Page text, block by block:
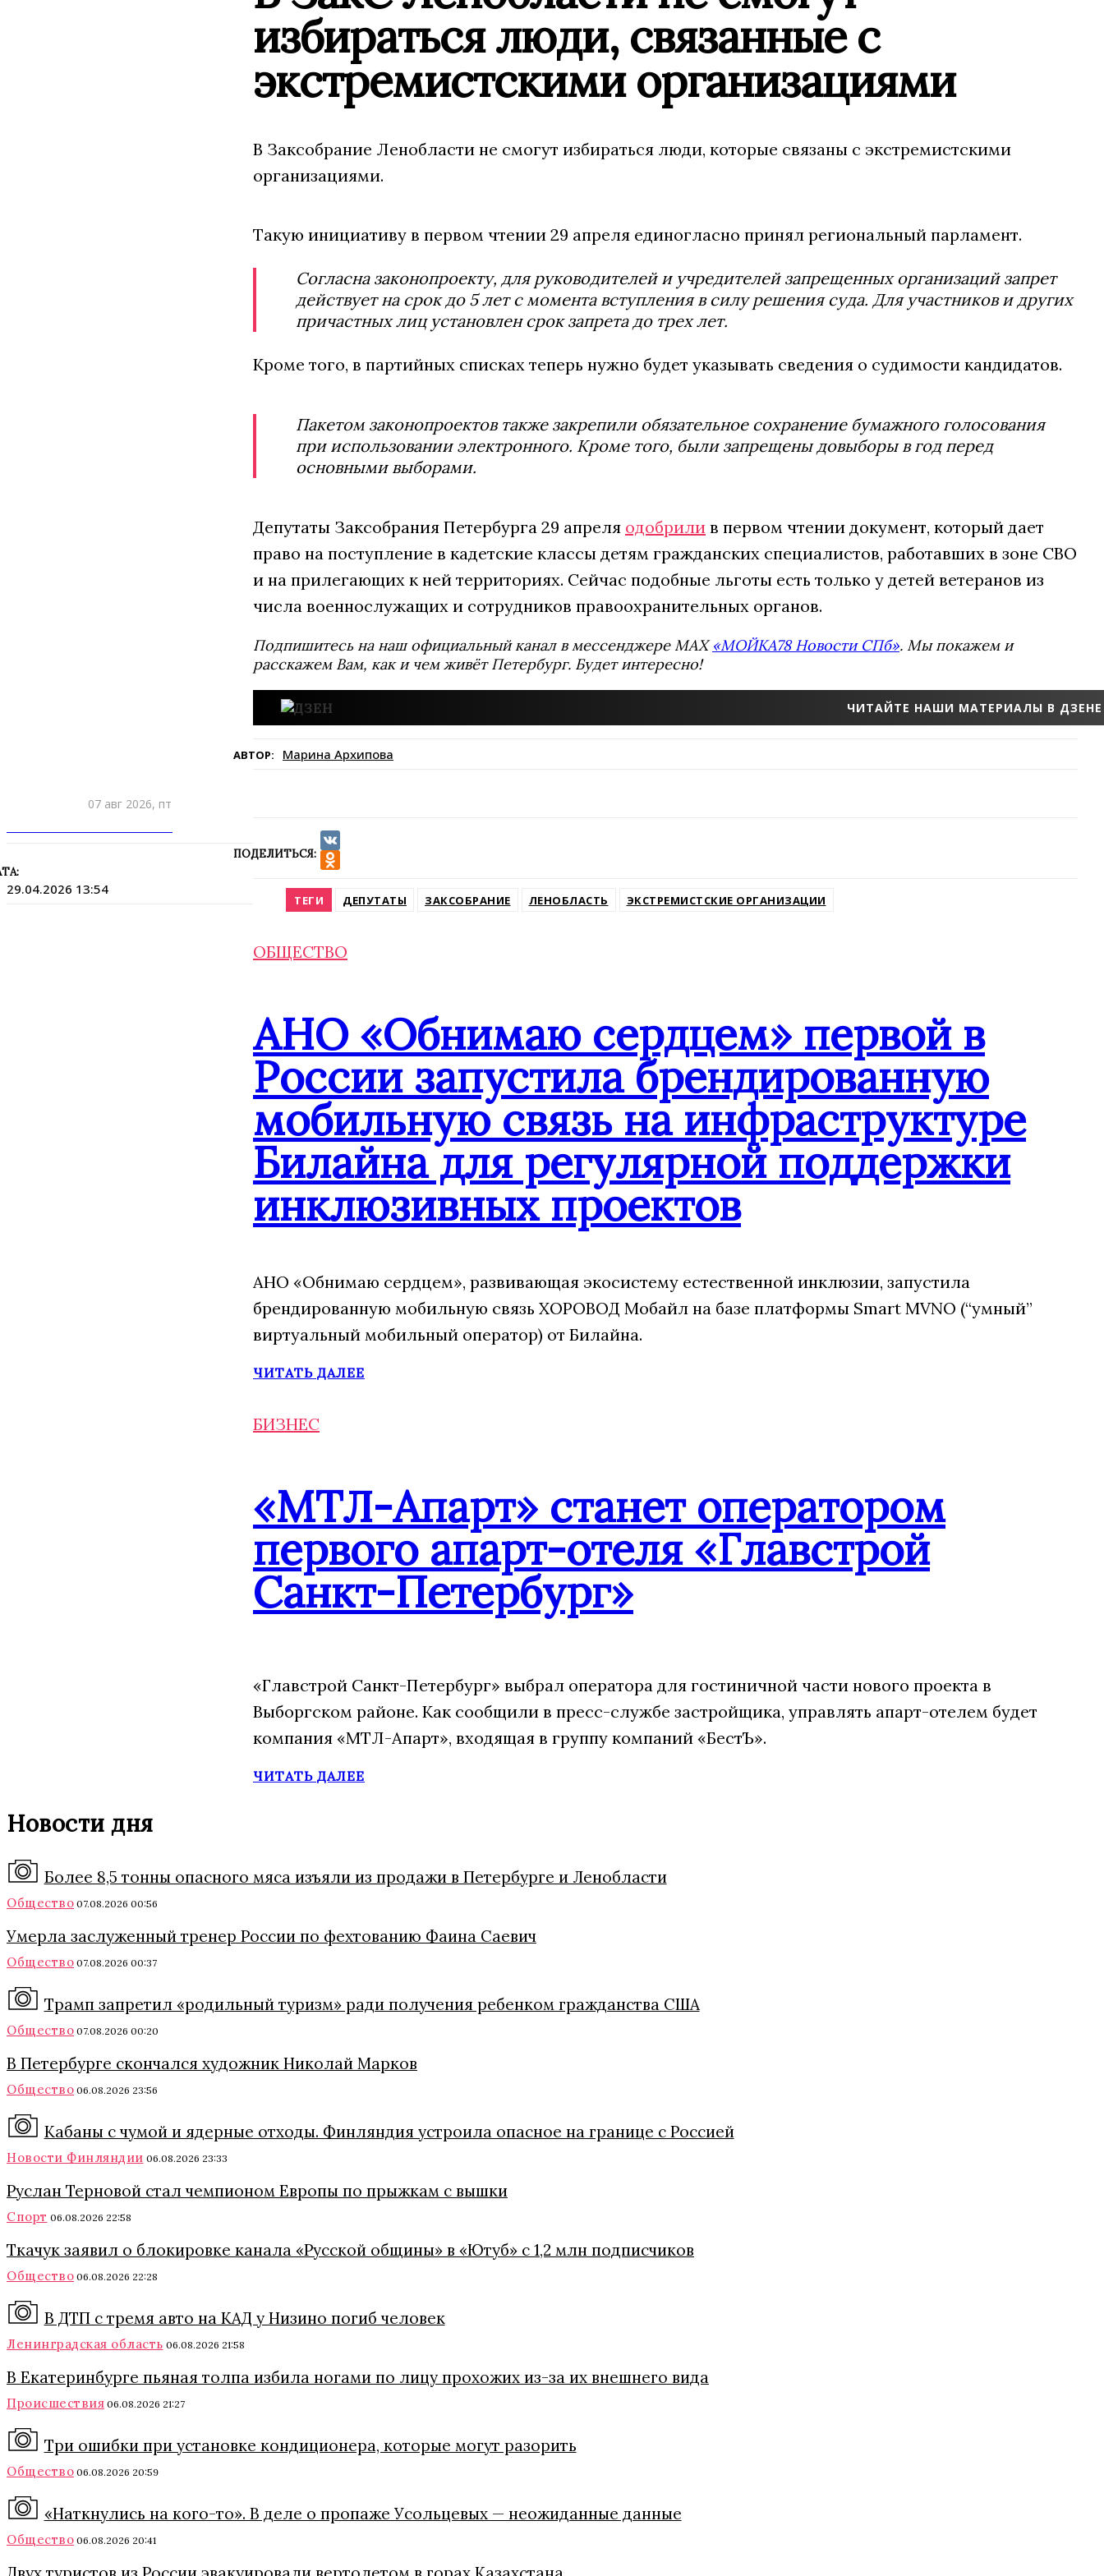
07 авг 2026, пт
29.04.2026 13:54
избираться люди, связанные с
экстремистскими организациями
В Заксобрание Ленобласти не смогут избираться люди, которые связаны с экстремистскими
организациями.
Такую инициативу в первом чтении 29 апреля единогласно принял региональный парламент.
Согласна законопроекту, для руководителей и учредителей запрещенных организаций запрет
действует на срок до 5 лет с момента вступления в силу решения суда. Для участников и других
причастных лиц установлен срок запрета до трех лет.
Кроме того, в партийных списках теперь нужно будет указывать сведения о судимости кандидатов.
Пакетом законопроектов также закрепили обязательное сохранение бумажного голосования
при использовании электронного. Кроме того, были запрещены довыборы в год перед
основными выборами.
Депутаты Заксобрания Петербурга 29 апреля одобрили в первом чтении документ, который дает
право на поступление в кадетские классы детям гражданских специалистов, работавших в зоне СВО
и на прилегающих к ней территориях. Сейчас подобные льготы есть только у детей ветеранов из
числа военнослужащих и сотрудников правоохранительных органов.
Подпишитесь на наш официальный канал в мессенджере MAX«МОЙКА78 Новости СПб». Мы покажем и
расскажем Вам, как и чем живёт Петербург. Будет интересно!
ЧИТАЙТЕ НАШИ МАТЕРИАЛЫ В ДЗЕНЕ
АВТОР: Марина Архипова
ПОДЕЛИТЬСЯ:
VK
ТЕГИ ДЕПУТАТЫ ЗАКСОБРАНИЕ ЛЕНОБЛАСТЬ ЭКСТРЕМИСТСКИЕ ОРГАНИЗАЦИИ
ОБЩЕСТВО
АНО «Обнимаю сердцем» первой в
России запустила брендированную
мобильную связь на инфраструктуре
Билайна для регулярной поддержки
инклюзивных проектов
АНО «Обнимаю сердцем», развивающая экосистему естественной инклюзии, запустила
брендированную мобильную связь ХОРОВОД Мобайл на базе платформы Smart MVNO (“умный”
виртуальный мобильный оператор) от Билайна.
ЧИТАТЬ ДАЛЕЕ
БИЗНЕС
«МТЛ-Апарт» станет оператором
первого апарт-отеля «Главстрой
Санкт-Петербург»
«Главстрой Санкт-Петербург» выбрал оператора для гостиничной части нового проекта в
Выборгском районе. Как сообщили в пресс-службе застройщика, управлять апарт-отелем будет
компания «МТЛ-Апарт», входящая в группу компаний «БестЪ».
ЧИТАТЬ ДАЛЕЕ
Новости дня
Более 8,5 тонны опасного мяса изъяли из продажи в Петербурге и Ленобласти
Общество 07.08.2026 00:56
Умерла заслуженный тренер России по фехтованию Фаина Саевич
Общество 07.08.2026 00:37
Трамп запретил «родильный туризм» ради получения ребенком гражданства США
Общество 07.08.2026 00:20
В Петербурге скончался художник Николай Марков
Общество 06.08.2026 23:56
Кабаны с чумой и ядерные отходы. Финляндия устроила опасное на границе с Россией
Новости Финляндии 06.08.2026 23:33
Руслан Терновой стал чемпионом Европы по прыжкам с вышки
Спорт 06.08.2026 22:58
Ткачук заявил о блокировке канала «Русской общины» в «Ютуб» с 1,2 млн подписчиков
Общество 06.08.2026 22:28
В ДТП с тремя авто на КАД у Низино погиб человек
Ленинградская область 06.08.2026 21:58
В Екатеринбурге пьяная толпа избила ногами по лицу прохожих из-за их внешнего вида
Происшествия 06.08.2026 21:27
Три ошибки при установке кондиционера, которые могут разорить
Общество 06.08.2026 20:59
«Наткнулись на кого-то». В деле о пропаже Усольцевых — неожиданные данные
Общество 06.08.2026 20:41